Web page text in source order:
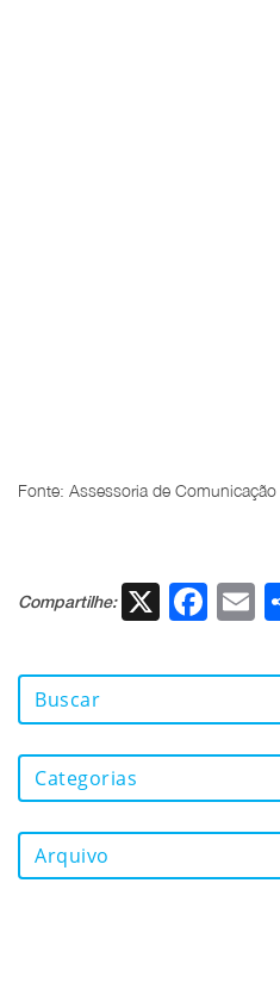
Fonte: Assessoria de
Compartilhe: X
Categorias
Arquivo